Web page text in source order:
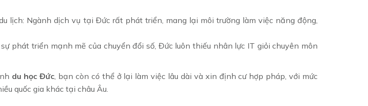
lịch: Ngành dịch vụ tại Đức rất phát triển, mang lại môi trường làm việc năng động,
phát triển mạnh mẽ của chuyển đổi số, Đức luôn thiếu nhân lực IT giỏi chuyên môn
du học Đức, bạn còn có thể ở lại làm việc lâu dài và xin định cư hợp pháp, với mức
quốc gia khác tại châu Âu.